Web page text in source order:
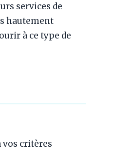
services de
hautement
à ce type de
critères